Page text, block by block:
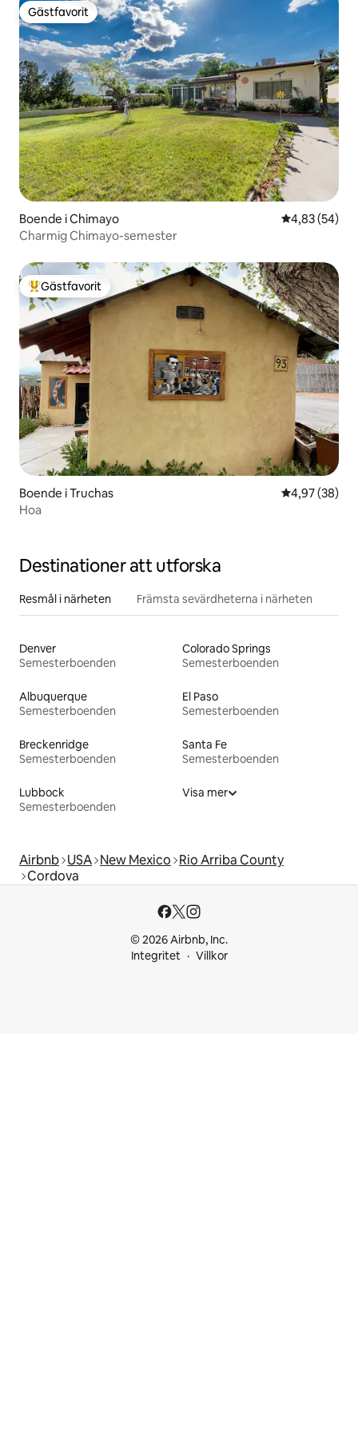
Gästfavorit
Gästfavorit
Boende i Chimayo 4,83 av 5 i
4,83 (54)
Charmig Chimayo-semester
Populär gästfavorit
Gästfavorit
Boende i Truchas 4,97 av 5 i
4,97 (38)
Hoa
Destinationer att utforska
Resmål i närheten Främsta sevärdheterna i närheten
Denver
Semesterboenden
Colorado Springs
Semesterboenden
Albuquerque
Semesterboenden
El Paso
Semesterboenden
Breckenridge
Semesterboenden
Santa Fe
Semesterboenden
Lubbock
Semesterboenden
Visa mer
Airbnb USA New Mexico Rio Arriba County
Cordova
© 2026 Airbnb, Inc.
Integritet
Villkor